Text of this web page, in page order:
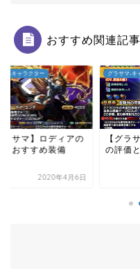
おすすめ関連記事
ディアの
装備
年4月6日
グラサマ-キャラクター
【グラサマ】エル
の評価とおすすめ
2020